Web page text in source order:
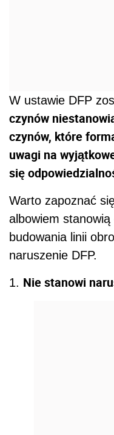
W ustawie DFP
czynów
czynów, które
uwagi na
się
Warto zapoznać
albowiem stanowią
budowania linii
naruszenie DFP.
1. Nie stanowi